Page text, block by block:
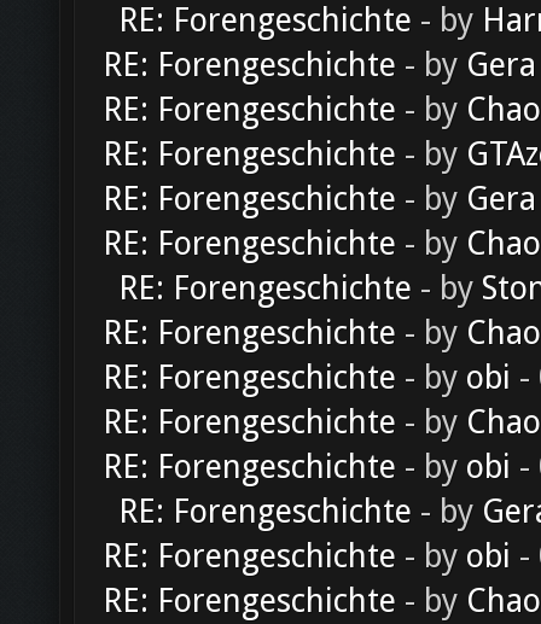
RE: Forengeschichte - by
RE: Forengeschichte - by Gera
RE: Forengeschichte - by
RE: Forengeschichte - by
RE: Forengeschichte - by Gera
RE: Forengeschichte - by
RE: Forengeschichte - by
RE: Forengeschichte - by
RE: Forengeschichte - by obi -
RE: Forengeschichte - by
RE: Forengeschichte - by obi -
RE: Forengeschichte - by
RE: Forengeschichte - by obi -
RE: Forengeschichte - by